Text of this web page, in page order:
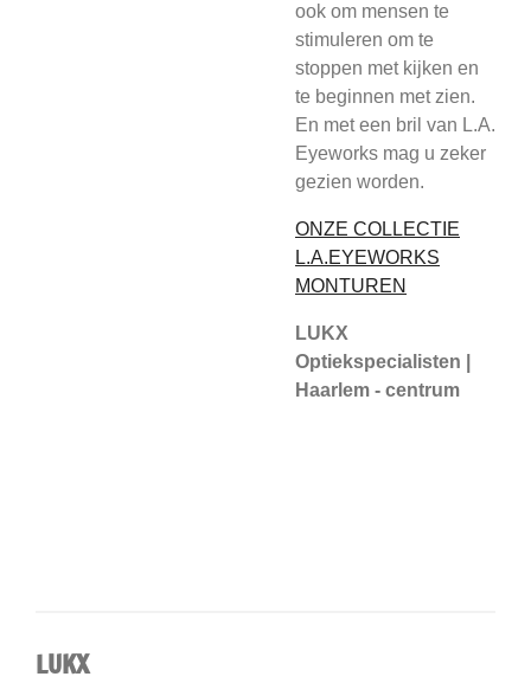
ook om mensen te
stimuleren om te
stoppen met kijken en
te beginnen met zien.
En met een bril van L.A.
Eyeworks mag u zeker
gezien worden.
ONZE COLLECTIE
L.A.EYEWORKS
MONTUREN
LUKX
Optiekspecialisten |
Haarlem - centrum
LUKX